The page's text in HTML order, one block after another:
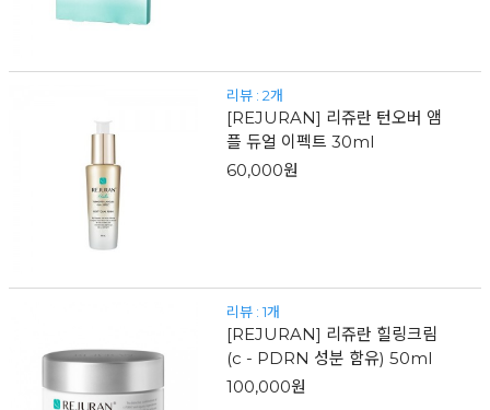
리뷰 : 2개
[REJURAN] 리쥬란 턴오버 앰
플 듀얼 이펙트 30ml
60,000원
리뷰 : 1개
[REJURAN] 리쥬란 힐링크림
(c - PDRN 성분 함유) 50ml
100,000원